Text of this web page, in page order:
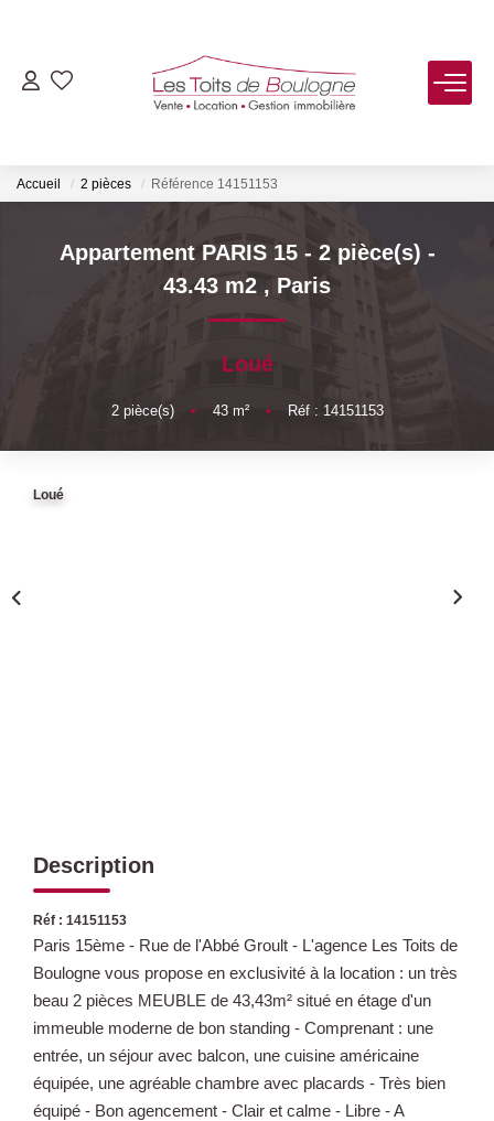
ACHETER
LOUER
VENDRE
Estimer
FAIRE GÉRER
Accueil 2 pièces Référence 14151153
Appartement PARIS 15 - 2 pièce(s) -
43.43 m2 , Paris
Loué
2pièce(s) • 43m² • Réf : 14151153
Loué
Description
Réf : 14151153
Paris 15ème - Rue de l'Abbé Groult - L'agence Les Toits de
Boulogne vous propose en exclusivité à la location : un très
beau 2 pièces MEUBLE de 43,43m² situé en étage d'un
immeuble moderne de bon standing - Comprenant : une
entrée, un séjour avec balcon, une cuisine américaine
équipée, une agréable chambre avec placards - Très bien
équipé - Bon agencement - Clair et calme - Libre - A